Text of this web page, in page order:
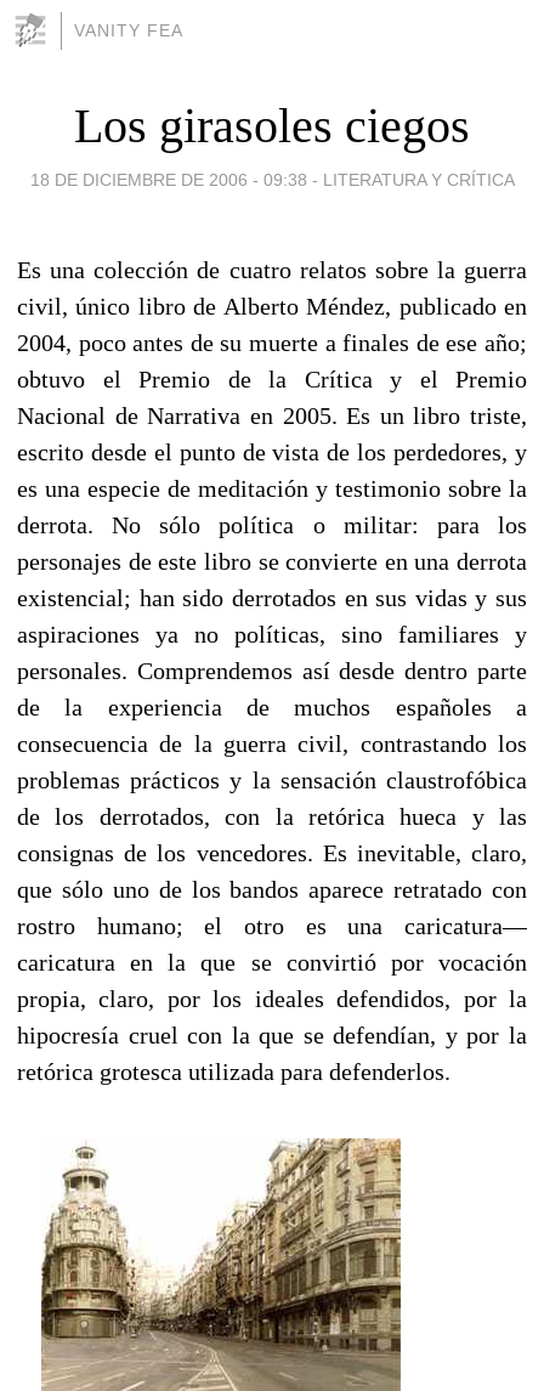
VANITY FEA
Los girasoles ciegos
18 DE DICIEMBRE DE 2006 - 09:38 - LITERATURA Y CRÍTICA
Es una colección de cuatro relatos sobre la guerra
civil, único libro de Alberto Méndez, publicado en
2004, poco antes de su muerte a finales de ese año;
obtuvo el Premio de la Crítica y el Premio
Nacional de Narrativa en 2005. Es un libro triste,
escrito desde el punto de vista de los perdedores, y
es una especie de meditación y testimonio sobre la
derrota. No sólo política o militar: para los
personajes de este libro se convierte en una derrota
existencial; han sido derrotados en sus vidas y sus
aspiraciones ya no políticas, sino familiares y
personales. Comprendemos así desde dentro parte
de la experiencia de muchos españoles a
consecuencia de la guerra civil, contrastando los
problemas prácticos y la sensación claustrofóbica
de los derrotados, con la retórica hueca y las
consignas de los vencedores. Es inevitable, claro,
que sólo uno de los bandos aparece retratado con
rostro humano; el otro es una caricatura—
caricatura en la que se convirtió por vocación
propia, claro, por los ideales defendidos, por la
hipocresía cruel con la que se defendían, y por la
retórica grotesca utilizada para defenderlos.